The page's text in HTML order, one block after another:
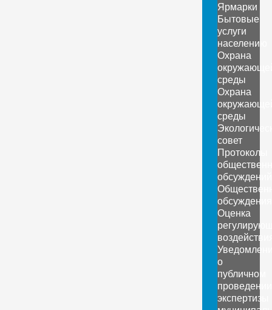
Ярмарки
Бытовые
услуги
населению
Охрана
среды
Охрана
среды
совет
Протоколы
обсуждений
обсуждения
Оценка
о
публичном
проведении
экспертизы